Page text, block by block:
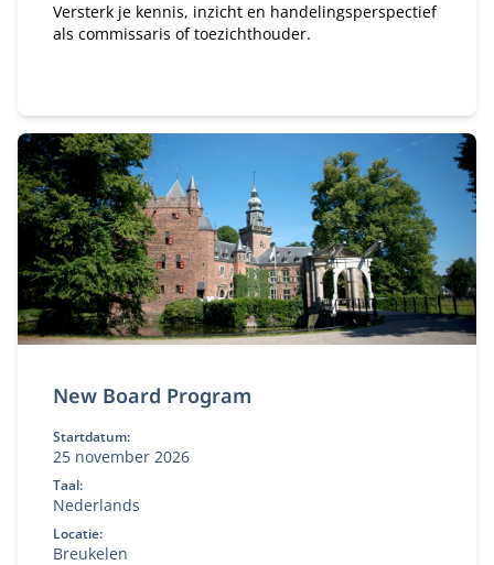
Versterk je kennis, inzicht en handelingsperspectief
als commissaris of toezichthouder.
New Board Program
Startdatum:
25 november 2026
Taal:
Nederlands
Locatie:
Breukelen